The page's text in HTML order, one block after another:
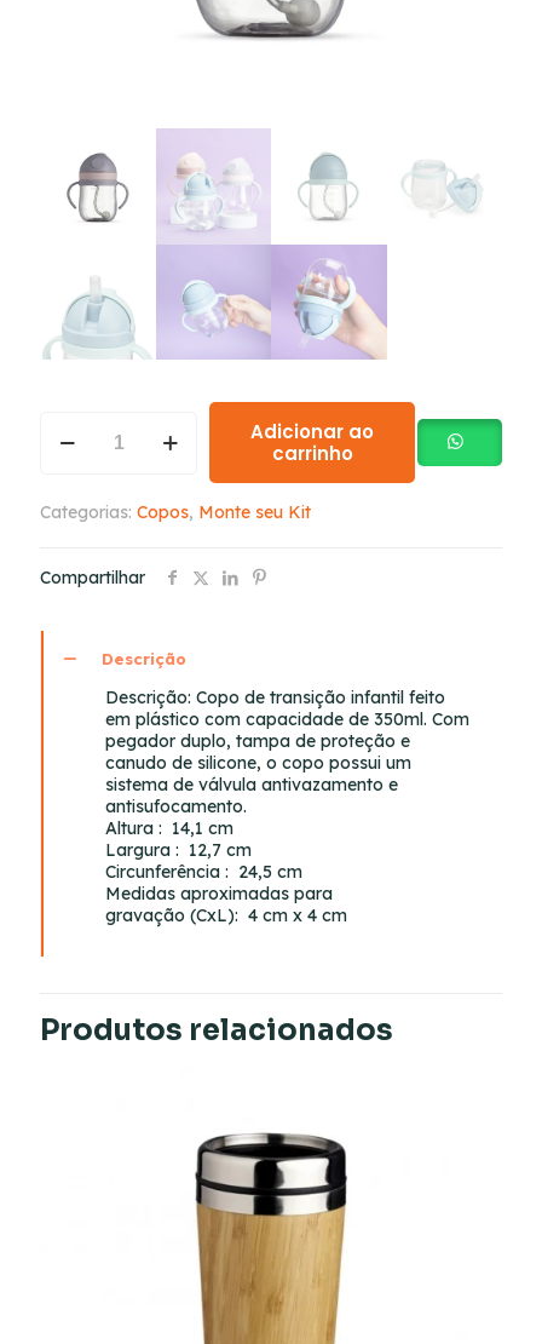
Adicionar ao
carrinho
Categorias: Copos, Monte seu Kit
Compartilhar
Descrição
Descrição:Copo de transição infantil feito
em plástico com capacidade de 350ml. Com
pegador duplo, tampa de proteção e
canudo de silicone, o copo possui um
sistema de válvula antivazamento e
antisufocamento.
Altura : 14,1 cm
Largura : 12,7 cm
Circunferência : 24,5 cm
Medidas aproximadas para
gravação (CxL): 4 cm x 4 cm
Produtos relacionados